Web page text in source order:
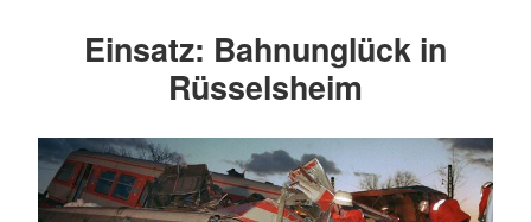
Einsatz: Bahnunglück in
Rüsselsheim